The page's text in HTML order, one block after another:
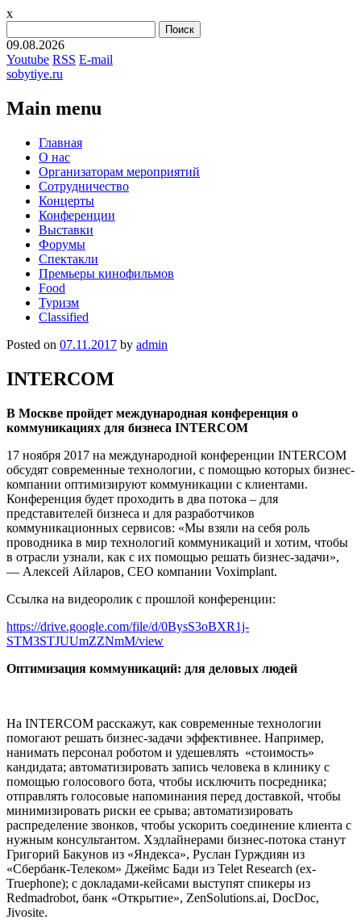
x
09.08.2026
Youtube RSS E-mail
sobytiye.ru
Main menu
Skip
content
Главная
О нас
Организаторам мероприятий
Сотрудничество
Концерты
Конференции
Выставки
Форумы
Спектакли
Премьеры кинофильмов
Food
Туризм
Сlassified
Posted on 07.11.2017 by admin
INTERCOM
В Москве пройдет международная конференция о
коммуникациях для бизнеса INTERCOM
17 ноября 2017 на международной конференции INTERCOM
обсудят современные технологии, с помощью которых бизнес-
компании оптимизируют коммуникации с клиентами.
Конференция будет проходить в два потока – для
представителей бизнеса и для разработчиков
коммуникационных сервисов: «Мы взяли на себя роль
проводника в мир технологий коммуникаций и хотим, чтобы
в отрасли узнали, как с их помощью решать бизнес-задачи»,
— Алексей Айларов, CEO компании Voximplant.
Ссылка на видеоролик с прошлой конференции:
https://drive.google.com/file/d/0BysS3oBXR1j-
STM3STJUUmZZNmM/view
Оптимизация коммуникаций: для деловых людей
На INTERCOM расскажут, как современные технологии
помогают решать бизнес-задачи эффективнее. Например,
нанимать персонал роботом и удешевлять «стоимость»
кандидата; автоматизировать запись человека в клинику с
помощью голосового бота, чтобы исключить посредника;
отправлять голосовые напоминания перед доставкой, чтобы
минимизировать риски ее срыва; автоматизировать
распределение звонков, чтобы ускорить соединение клиента с
нужным консультантом. Хэдлайнерами бизнес-потока станут
Григорий Бакунов из «Яндекса», Руслан Гурждиян из
«Сбербанк-Телеком» Джеймс Бади из Telet Research (ex-
Truephone); с докладами-кейсами выступят спикеры из
Redmadrobot, банк «Открытие», ZenSolutions.ai, DocDoc,
Jivosite.